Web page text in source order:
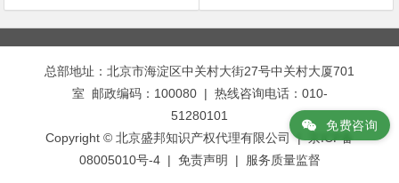
文
章
总部地址：北京市海淀区中关村大街27号中关村大厦701
室 邮政编码：100080 | 热线咨询电话：010-
51280101
Copyright © 北京盛邦知识产权代理有限公司 | 京ICP备
08005010号-4 | 免责声明 | 服务质量监督
免费咨询